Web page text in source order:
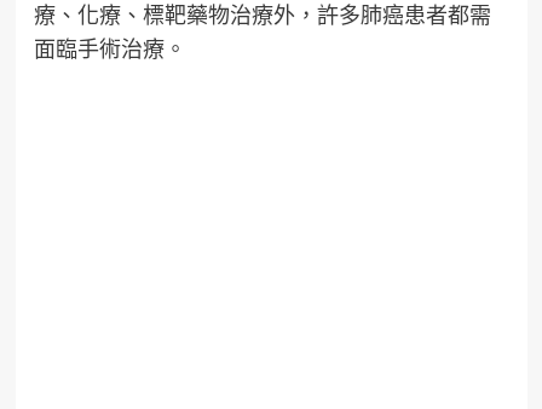
療、化療、標靶藥物治療外，許多肺癌患者都需
面臨手術治療。